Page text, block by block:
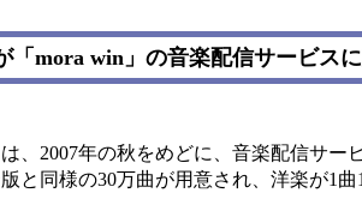
「mora win」の音楽配信サービス
2007年の秋をめどに、音楽配信サー
と同様の30万曲が用意され、洋楽が1曲